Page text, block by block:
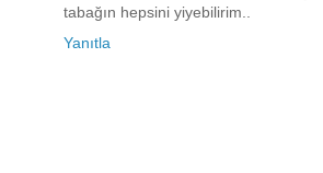
tabağın hepsini yiyebilirim..
Yanıtla